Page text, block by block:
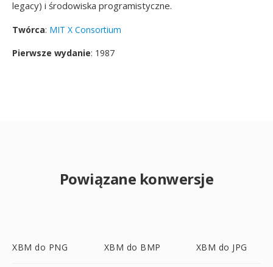
legacy) i środowiska programistyczne.
Twórca: MIT X Consortium
Pierwsze wydanie: 1987
Powiązane konwersje
XBM do PNG XBM do BMP XBM do JPG